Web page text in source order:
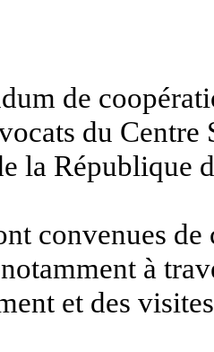
de
du
la République
convenues
à
et des